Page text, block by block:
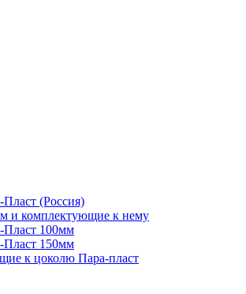
(Россия)
и комплектующие к нему
Пласт 100мм
Пласт 150мм
к цоколю Пара-пласт